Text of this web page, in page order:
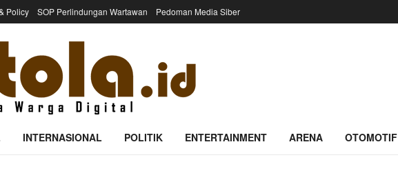
Policy SOP Perlindungan Wartawan Pedoman Media Siber
INTERNASIONAL POLITIK ENTERTAINMENT ARENA OTOMOTIF